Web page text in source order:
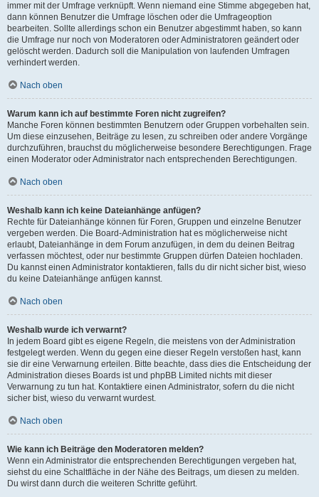
immer mit der Umfrage verknüpft. Wenn niemand eine Stimme abgegeben hat,
dann können Benutzer die Umfrage löschen oder die Umfrageoption
bearbeiten. Sollte allerdings schon ein Benutzer abgestimmt haben, so kann
die Umfrage nur noch von Moderatoren oder Administratoren geändert oder
gelöscht werden. Dadurch soll die Manipulation von laufenden Umfragen
verhindert werden.
Nach oben
Warum kann ich auf bestimmte Foren nicht zugreifen?
Manche Foren können bestimmten Benutzern oder Gruppen vorbehalten sein.
Um diese einzusehen, Beiträge zu lesen, zu schreiben oder andere Vorgänge
durchzuführen, brauchst du möglicherweise besondere Berechtigungen. Frage
einen Moderator oder Administrator nach entsprechenden Berechtigungen.
Nach oben
Weshalb kann ich keine Dateianhänge anfügen?
Rechte für Dateianhänge können für Foren, Gruppen und einzelne Benutzer
vergeben werden. Die Board-Administration hat es möglicherweise nicht
erlaubt, Dateianhänge in dem Forum anzufügen, in dem du deinen Beitrag
verfassen möchtest, oder nur bestimmte Gruppen dürfen Dateien hochladen.
Du kannst einen Administrator kontaktieren, falls du dir nicht sicher bist, wieso
du keine Dateianhänge anfügen kannst.
Nach oben
Weshalb wurde ich verwarnt?
In jedem Board gibt es eigene Regeln, die meistens von der Administration
festgelegt werden. Wenn du gegen eine dieser Regeln verstoßen hast, kann
sie dir eine Verwarnung erteilen. Bitte beachte, dass dies die Entscheidung der
Administration dieses Boards ist und phpBB Limited nichts mit dieser
Verwarnung zu tun hat. Kontaktiere einen Administrator, sofern du die nicht
sicher bist, wieso du verwarnt wurdest.
Nach oben
Wie kann ich Beiträge den Moderatoren melden?
Wenn ein Administrator die entsprechenden Berechtigungen vergeben hat,
siehst du eine Schaltfläche in der Nähe des Beitrags, um diesen zu melden.
Du wirst dann durch die weiteren Schritte geführt.